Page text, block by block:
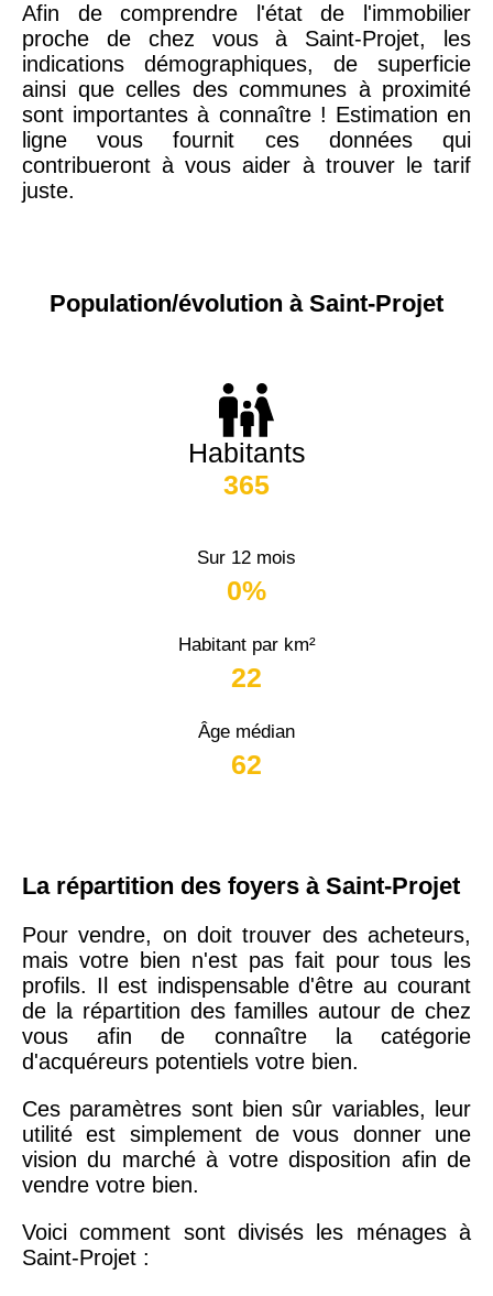
Afin de comprendre l'état de l'immobilier
proche de chez vous à Saint-Projet, les
indications démographiques, de superficie
ainsi que celles des communes à proximité
sont importantes à connaître ! Estimation en
ligne vous fournit ces données qui
contribueront à vous aider à trouver le tarif
juste.
Population/évolution à Saint-Projet
Habitants
365
Sur 12 mois
0%
Habitant par km²
22
Âge médian
62
La répartition des foyers à Saint-Projet
Pour vendre, on doit trouver des acheteurs,
mais votre bien n'est pas fait pour tous les
profils. Il est indispensable d'être au courant
de la répartition des familles autour de chez
vous afin de connaître la catégorie
d'acquéreurs potentiels votre bien.
Ces paramètres sont bien sûr variables, leur
utilité est simplement de vous donner une
vision du marché à votre disposition afin de
vendre votre bien.
Voici comment sont divisés les ménages à
Saint-Projet :